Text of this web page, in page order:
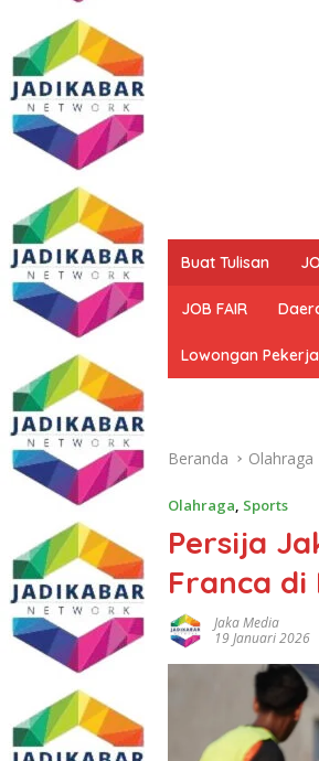
Buat Tulisan
JOB FAIR
Lowongan
Beranda Olahraga
Olahraga, Sports
Persija
Franca di
Jaka Media
19 Januari 2026